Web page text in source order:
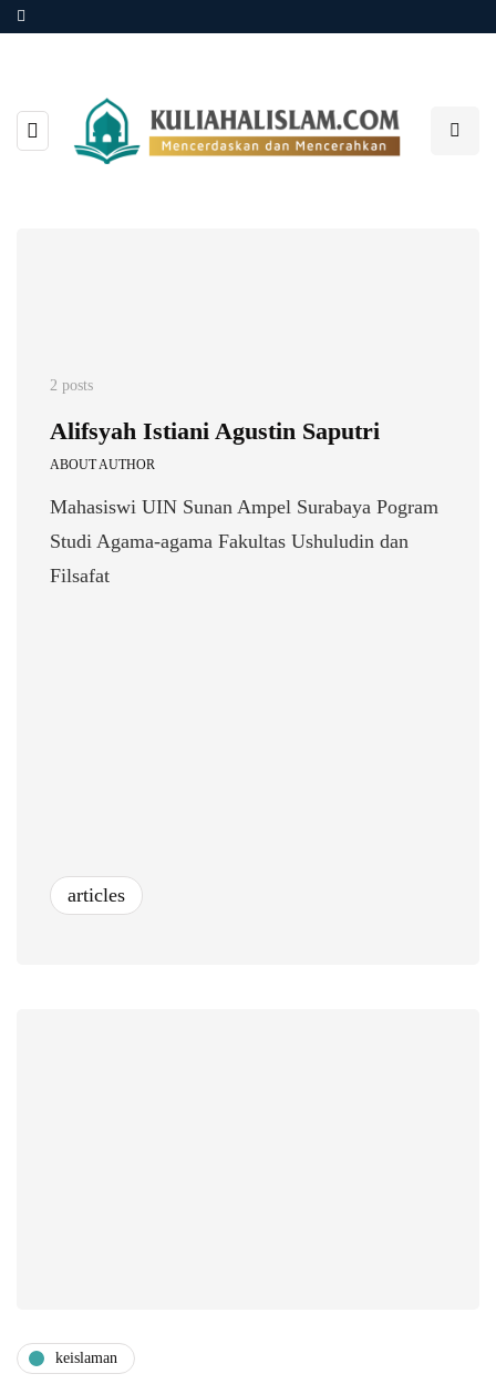
2 posts
Alifsyah Istiani Agustin Saputri
ABOUT AUTHOR
Mahasiswi UIN Sunan Ampel Surabaya Pogram
Studi Agama-agama Fakultas Ushuludin dan
Filsafat
articles
keislaman